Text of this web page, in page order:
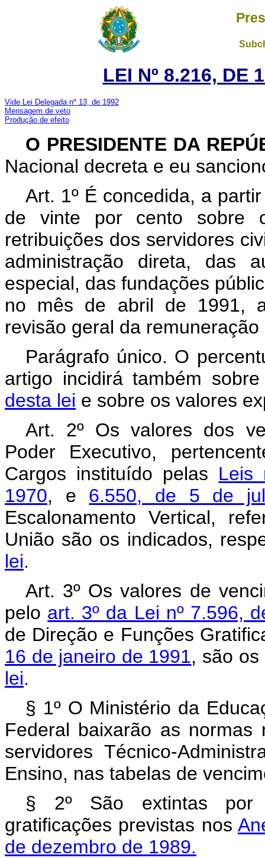
LEI Nº 8.216, DE
Vide Lei Delegada nº 13, de 1992
Mensagem de veto
Produção de efeito
O PRESIDENTE DA
Nacional decreta e eu
Art. 1º É concedida, a
de vinte por cento sobre
retribuições dos servidores
administração direta, das
especial, das fundações
no mês de abril de 1991,
revisão geral da
Parágrafo único. O
artigo incidirá também
desta lei e sobre os valores
Art. 2º Os valores dos
Poder Executivo,
Cargos instituído pelas Leis
1970, e 6.550, de 5 de
Escalonamento Vertical,
União são os indicados,
lei.
Art. 3º Os valores de
pelo art. 3º da Lei nº 7.596,
de Direção e Funções
16 de janeiro de 1991, são
lei.
§ 1º O Ministério da
Federal baixarão as normas
servidores Técnico-
Ensino, nas tabelas de
§ 2º São extintas por
gratificações previstas nos
de dezembro de 1989.